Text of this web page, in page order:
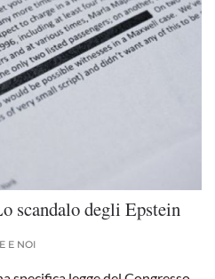
scandalo degli Epstein
E NOI